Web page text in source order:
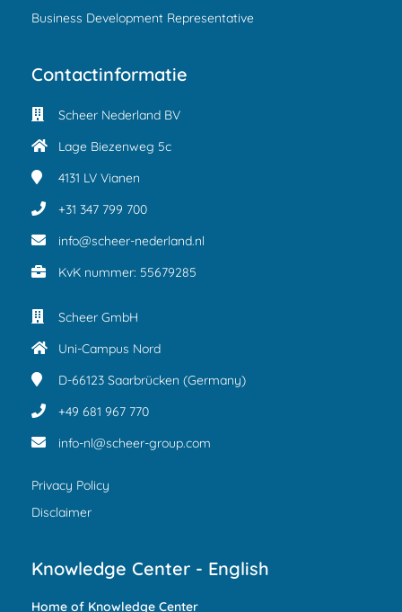
Business Development Representative
Contactinformatie
Scheer Nederland BV
Lage Biezenweg 5c
4131 LV Vianen
+31 347 799 700
info@scheer-nederland.nl
KvK nummer: 55679285
Scheer GmbH
Uni-Campus Nord
D-66123 Saarbrücken (Germany)
+49 681 967 770
info-nl@scheer-group.com
Privacy Policy
Disclaimer
Knowledge Center - English
Home of Knowledge Center